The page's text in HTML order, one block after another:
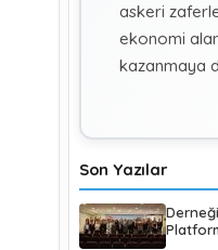
askeri
ekonomi
kazanmaya
Son Yazılar